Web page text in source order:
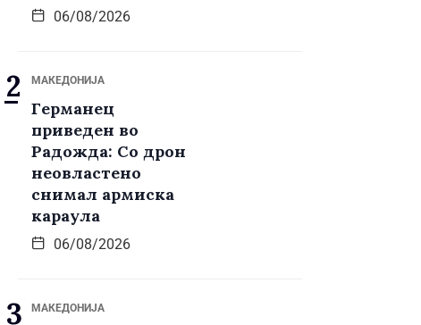
06/08/2026
МАКЕДОНИЈА
Германец
приведен во
Радожда: Со дрон
неовластено
снимал армиска
караула
06/08/2026
МАКЕДОНИЈА